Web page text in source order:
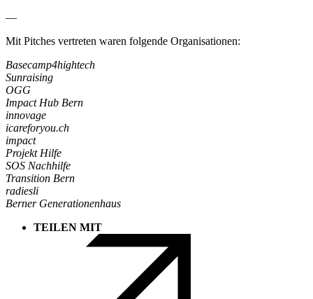
—
Mit Pitches vertreten waren folgende Organisationen:
Basecamp4hightech
Sunraising
OGG
Impact Hub Bern
innovage
icareforyou.ch
impact
Projekt Hilfe
SOS Nachhilfe
Transition Bern
radiesli
Berner Generationenhaus
TEILEN MIT